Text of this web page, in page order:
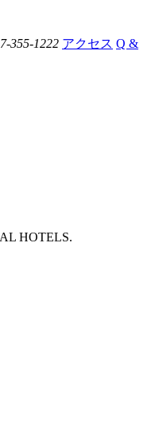
355-1222 アクセス Q &
HOTELS.